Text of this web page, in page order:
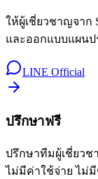
ให้ผู้เชี่ยวชาญจาก
และออกแบบแผน
LINE Official
ปรึกษาฟรี
ปรึกษาทีมผู้เชี่ยว
ไม่มีค่าใช้จ่าย ไม่